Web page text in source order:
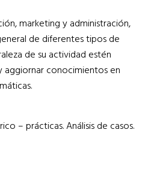
marketing y administración,
de diferentes tipos de
de su actividad estén
aggiornar conocimientos en
– prácticas. Análisis de casos.